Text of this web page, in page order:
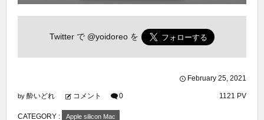
Twitter で @yoidoreo を
February 25, 2021
by 酔いどれ コメント 0 1121 PV
CATEGORY : Apple silicon Mac